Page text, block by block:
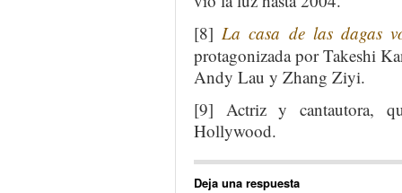
[8]La casa de las dagas
protagonizada por Takeshi
Andy Lau y Zhang Ziyi.
[9] Actriz y cantautora,
Hollywood.
Deja una respuesta